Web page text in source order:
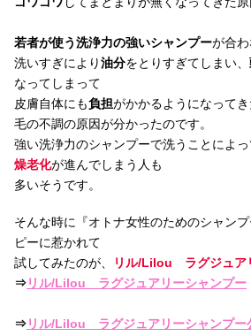
若者が使う洗浄力の強いシャンプーが合わ
洗いすぎにより油分をとりすぎてしまい、
なってしまって
皮膚自体にも負担がかかるようになって
毛の不調の原因が分かったのです。
強い洗浄力のシャンプーで洗うことによ
燥老化が進んでしまう人も
多いそうです。
そんな時に『オトナ女性のためのシャン
ピーに惹かれて
試してみたのが、
リル/Lilou ラグジュア
⇒リル/Lilou ラグジュアリーシャンプー
⇒リル/Lilou ラグジュアリーシャンプー